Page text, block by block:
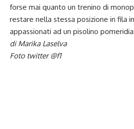
forse mai quanto un trenino di
restare nella stessa posizione in fila
appassionati ad un pisolino
di Marika Laselva
Foto twitter @f1